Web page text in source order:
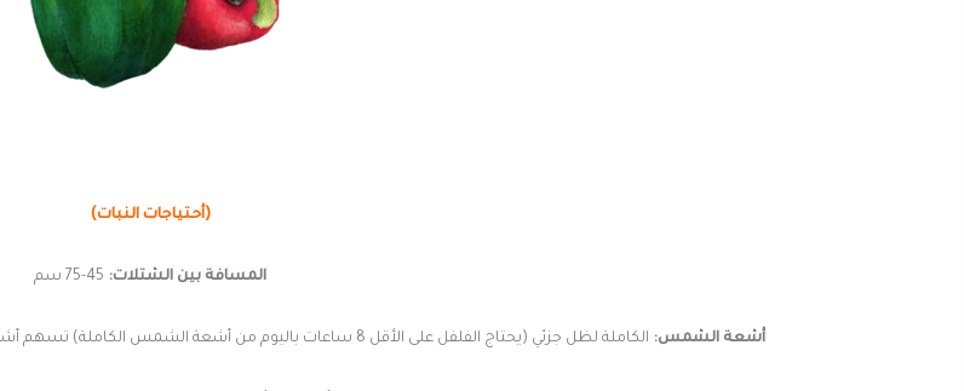
(أحتياجات النبات)
المسافة بين الشتلات:
أشعة الشمس: الكاملة لظل جزئي (يحتاج الفلفل على الأقل 8 ساعات باليوم من أشعة الشمس الكاملة) تسهم أشعة الشمس في مساعدة النبات على تكوين ثمار كبيرة صحية ولون غني.